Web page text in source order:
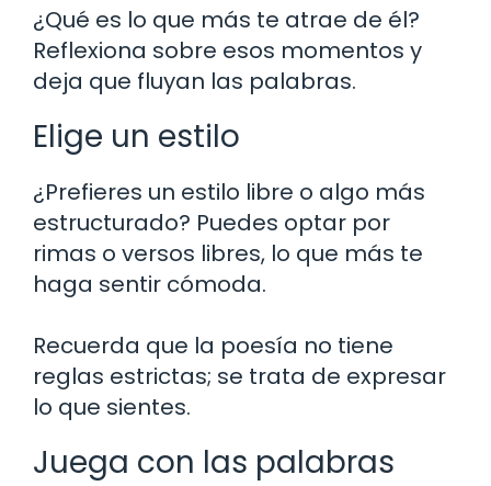
¿Qué es lo que más te atrae de él?
Reflexiona sobre esos momentos y
deja que fluyan las palabras.
Elige un estilo
¿Prefieres un estilo libre o algo más
estructurado? Puedes optar por
rimas o versos libres, lo que más te
haga sentir cómoda.
Recuerda que la poesía no tiene
reglas estrictas; se trata de expresar
lo que sientes.
Juega con las palabras